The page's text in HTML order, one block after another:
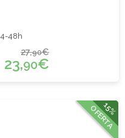
48h
27,90€
23,90€
15%
OFERTA